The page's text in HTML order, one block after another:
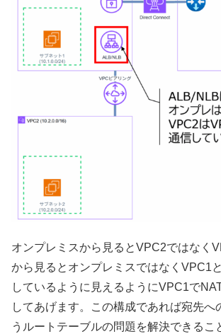
オンプレミスから見るとVPC2ではなく
から見るとオンプレミスではなくVPC1
しているように見えるようにVPC1で
してあげます。この構成であれば宛先へ
うルートテーブルの問題を解決できるこ